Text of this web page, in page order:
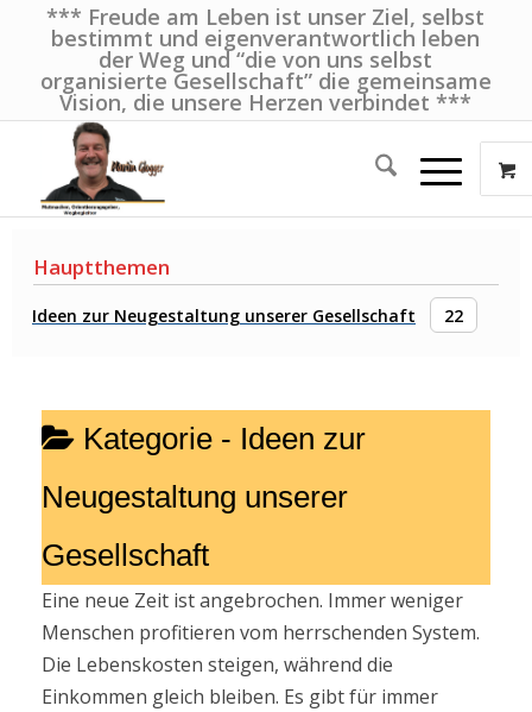
*** Freude am Leben ist unser Ziel, selbst
bestimmt und eigenverantwortlich leben
der Weg und “die von uns selbst
organisierte Gesellschaft” die gemeinsame
Vision, die unsere Herzen verbindet ***
Hauptthemen
Ideen zur Neugestaltung unserer Gesellschaft 22
Kategorie - Ideen zur
Neugestaltung unserer
Gesellschaft
Eine neue Zeit ist angebrochen. Immer weniger
Menschen profitieren vom herrschenden System.
Die Lebenskosten steigen, während die
Einkommen gleich bleiben. Es gibt für immer